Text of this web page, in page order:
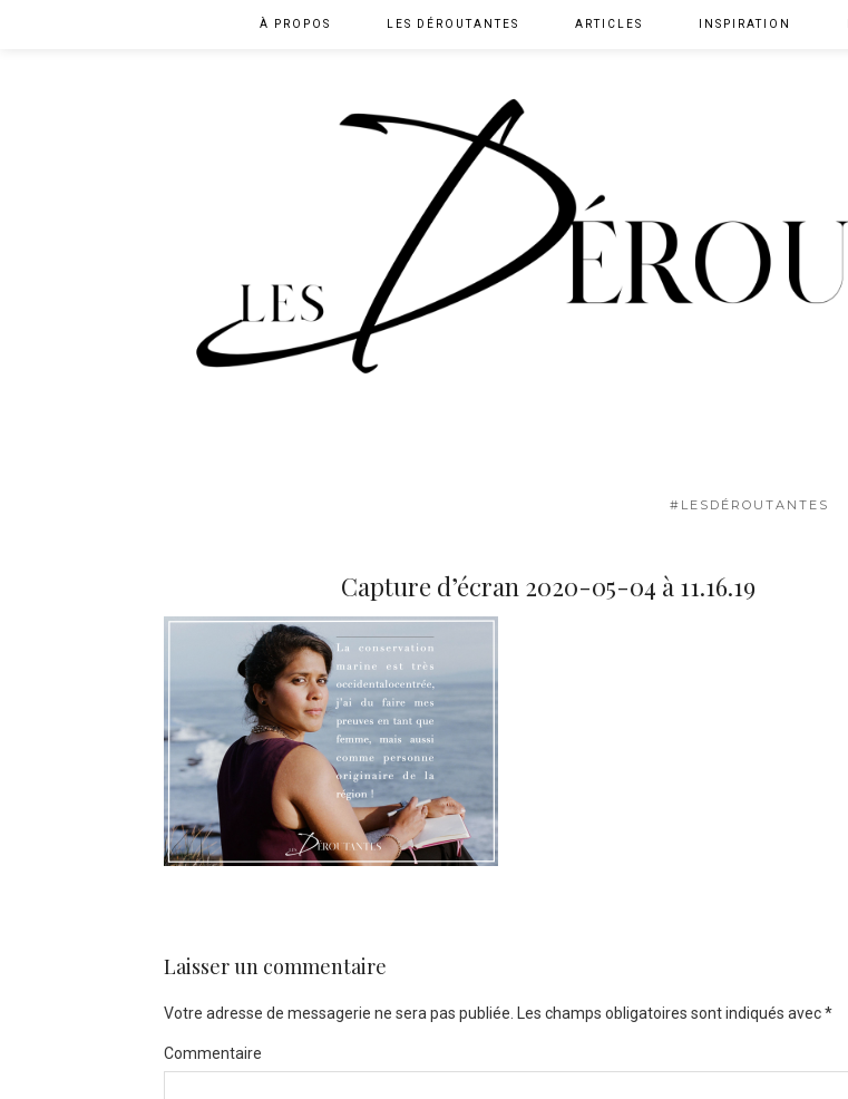
#LESDÉROUTANTES
À PROPOS LES DÉROUTANTES ARTICLES INSPIRATION
Capture d’écran 2020-05-04 à 11.16.19
Laisser un commentaire
Votre adresse de messagerie ne sera pas publiée. Les champs obligatoires sont indiqués avec*
Commentaire